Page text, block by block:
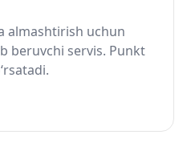
almashtirish uchun
beruvchi servis. Punkt